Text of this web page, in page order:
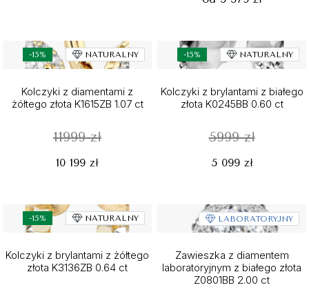
-15% NATURALNY
Kolczyki z diamentami z
żółtego złota K1615ZB 1.07 ct
11999 zł
10 199 zł
-15% NATURALNY
Kolczyki z brylantami z białego
złota K0245BB 0.60 ct
5999 zł
5 099 zł
-15% NATURALNY
Kolczyki z brylantami z żółtego
złota K3136ZB 0.64 ct
LABORATORYJNY
Zawieszka z diamentem
laboratoryjnym z białego złota
Z0801BB 2.00 ct